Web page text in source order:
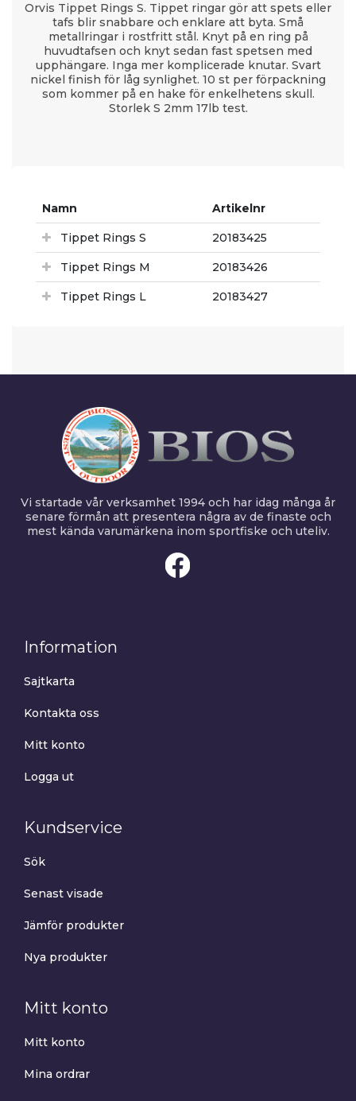
Orvis Tippet Rings S. Tippet ringar gör att spets eller
tafs blir snabbare och enklare att byta. Små
metallringar i rostfritt stål. Knyt på en ring på
huvudtafsen och knyt sedan fast spetsen med
upphängare. Inga mer komplicerade knutar. Svart
nickel finish för låg synlighet. 10 st per förpackning
som kommer på en hake för enkelhetens skull.
Storlek S 2mm 17lb test.
Namn Artikelnr
Tippet Rings S 20183425
Tippet Rings M 20183426
Tippet Rings L 20183427
Vi startade vår verksamhet 1994 och har idag många år
senare förmån att presentera några av de finaste och
mest kända varumärkena inom sportfiske och uteliv.
Information
Sajtkarta
Kontakta oss
Mitt konto
Logga ut
Kundservice
Sök
Senast visade
Jämför produkter
Nya produkter
Mitt konto
Mitt konto
Mina ordrar